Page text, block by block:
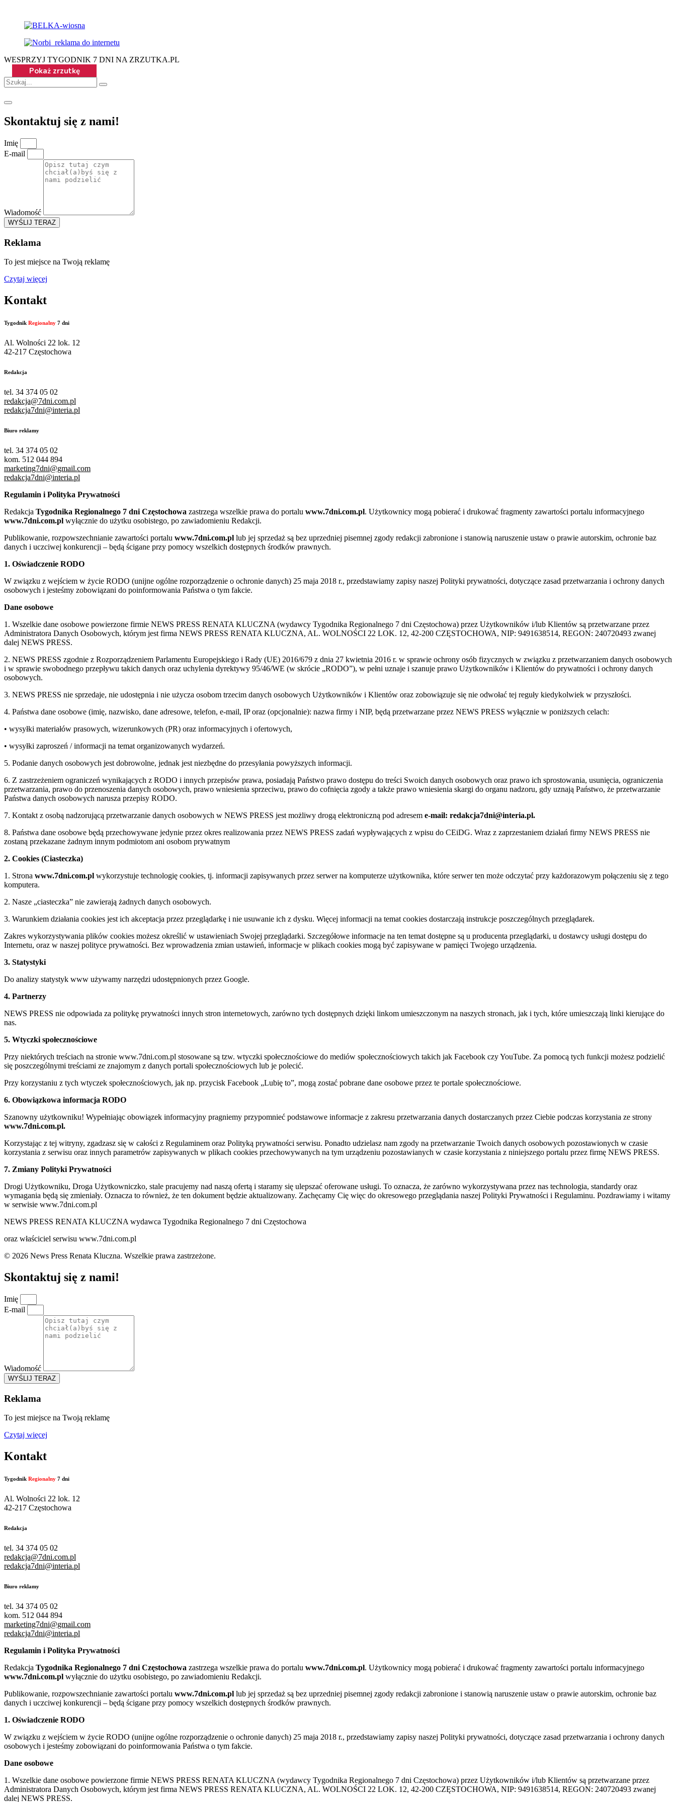
WESPRZYJ TYGODNIK 7 DNI NA ZRZUTKA.PL
Skontaktuj się z nami!
Imię
E-mail
Wiadomość
WYŚLIJ TERAZ
Reklama
To jest miejsce na Twoją reklamę
Czytaj więcej
Kontakt
Tygodnik Regionalny 7 dni
Al. Wolności 22 lok. 12
42-217 Częstochowa
Redakcja
tel. 34 374 05 02
redakcja@7dni.com.pl
redakcja7dni@interia.pl
Biuro reklamy
tel. 34 374 05 02
kom. 512 044 894
marketing7dni@gmail.com
redakcja7dni@interia.pl
Regulamin i Polityka Prywatności
Redakcja Tygodnika Regionalnego 7 dni Częstochowa zastrzega wszelkie prawa do portalu www.7dni.com.pl. Użytkownicy mogą pobierać i drukować fragmenty zawartości portalu informacyjnego
www.7dni.com.pl wyłącznie do użytku osobistego, po zawiadomieniu Redakcji.
Publikowanie, rozpowszechnianie zawartości portalu www.7dni.com.pl lub jej sprzedaż są bez uprzedniej pisemnej zgody redakcji zabronione i stanowią naruszenie ustaw o prawie autorskim, ochronie baz
danych i uczciwej konkurencji – będą ścigane przy pomocy wszelkich dostępnych środków prawnych.
1. Oświadczenie RODO
W związku z wejściem w życie RODO (unijne ogólne rozporządzenie o ochronie danych) 25 maja 2018 r., przedstawiamy zapisy naszej Polityki prywatności, dotyczące zasad przetwarzania i ochrony danych
osobowych i jesteśmy zobowiązani do poinformowania Państwa o tym fakcie.
Dane osobowe
1. Wszelkie dane osobowe powierzone firmie NEWS PRESS RENATA KLUCZNA (wydawcy Tygodnika Regionalnego 7 dni Częstochowa) przez Użytkowników i/lub Klientów są przetwarzane przez
Administratora Danych Osobowych, którym jest firma NEWS PRESS RENATA KLUCZNA, AL. WOLNOŚCI 22 LOK. 12, 42-200 CZĘSTOCHOWA, NIP: 9491638514, REGON: 240720493 zwanej
dalej NEWS PRESS.
2. NEWS PRESS zgodnie z Rozporządzeniem Parlamentu Europejskiego i Rady (UE) 2016/679 z dnia 27 kwietnia 2016 r. w sprawie ochrony osób fizycznych w związku z przetwarzaniem danych osobowych
i w sprawie swobodnego przepływu takich danych oraz uchylenia dyrektywy 95/46/WE (w skrócie „RODO”), w pełni uznaje i szanuje prawo Użytkowników i Klientów do prywatności i ochrony danych
osobowych.
3. NEWS PRESS nie sprzedaje, nie udostępnia i nie użycza osobom trzecim danych osobowych Użytkowników i Klientów oraz zobowiązuje się nie odwołać tej reguły kiedykolwiek w przyszłości.
4. Państwa dane osobowe (imię, nazwisko, dane adresowe, telefon, e-mail, IP oraz (opcjonalnie): nazwa firmy i NIP, będą przetwarzane przez NEWS PRESS wyłącznie w poniższych celach:
• wysyłki materiałów prasowych, wizerunkowych (PR) oraz informacyjnych i ofertowych,
• wysyłki zaproszeń / informacji na temat organizowanych wydarzeń.
5. Podanie danych osobowych jest dobrowolne, jednak jest niezbędne do przesyłania powyższych informacji.
6. Z zastrzeżeniem ograniczeń wynikających z RODO i innych przepisów prawa, posiadają Państwo prawo dostępu do treści Swoich danych osobowych oraz prawo ich sprostowania, usunięcia, ograniczenia
przetwarzania, prawo do przenoszenia danych osobowych, prawo wniesienia sprzeciwu, prawo do cofnięcia zgody a także prawo wniesienia skargi do organu nadzoru, gdy uznają Państwo, że przetwarzanie
Państwa danych osobowych narusza przepisy RODO.
7. Kontakt z osobą nadzorującą przetwarzanie danych osobowych w NEWS PRESS jest możliwy drogą elektroniczną pod adresem e-mail: redakcja7dni@interia.pl.
8. Państwa dane osobowe będą przechowywane jedynie przez okres realizowania przez NEWS PRESS zadań wypływających z wpisu do CEiDG. Wraz z zaprzestaniem działań firmy NEWS PRESS nie
zostaną przekazane żadnym innym podmiotom ani osobom prywatnym
2. Cookies (Ciasteczka)
1. Strona www.7dni.com.pl wykorzystuje technologię cookies, tj. informacji zapisywanych przez serwer na komputerze użytkownika, które serwer ten może odczytać przy każdorazowym połączeniu się z tego
komputera.
2. Nasze „ciasteczka” nie zawierają żadnych danych osobowych.
3. Warunkiem działania cookies jest ich akceptacja przez przeglądarkę i nie usuwanie ich z dysku. Więcej informacji na temat cookies dostarczają instrukcje poszczególnych przeglądarek.
Zakres wykorzystywania plików cookies możesz określić w ustawieniach Swojej przeglądarki. Szczegółowe informacje na ten temat dostępne są u producenta przeglądarki, u dostawcy usługi dostępu do
Internetu, oraz w naszej polityce prywatności. Bez wprowadzenia zmian ustawień, informacje w plikach cookies mogą być zapisywane w pamięci Twojego urządzenia.
3. Statystyki
Do analizy statystyk www używamy narzędzi udostępnionych przez Google.
4. Partnerzy
NEWS PRESS nie odpowiada za politykę prywatności innych stron internetowych, zarówno tych dostępnych dzięki linkom umieszczonym na naszych stronach, jak i tych, które umieszczają linki kierujące do
nas.
5. Wtyczki społecznościowe
Przy niektórych treściach na stronie www.7dni.com.pl stosowane są tzw. wtyczki społecznościowe do mediów społecznościowych takich jak Facebook czy YouTube. Za pomocą tych funkcji możesz podzielić
się poszczególnymi treściami ze znajomym z danych portali społecznościowych lub je polecić.
Przy korzystaniu z tych wtyczek społecznościowych, jak np. przycisk Facebook „Lubię to”, mogą zostać pobrane dane osobowe przez te portale społecznościowe.
6. Obowiązkowa informacja RODO
Szanowny użytkowniku! Wypełniając obowiązek informacyjny pragniemy przypomnieć podstawowe informacje z zakresu przetwarzania danych dostarczanych przez Ciebie podczas korzystania ze strony
www.7dni.com.pl.
Korzystając z tej witryny, zgadzasz się w całości z Regulaminem oraz Polityką prywatności serwisu. Ponadto udzielasz nam zgody na przetwarzanie Twoich danych osobowych pozostawionych w czasie
korzystania z serwisu oraz innych parametrów zapisywanych w plikach cookies przechowywanych na tym urządzeniu pozostawianych w czasie korzystania z niniejszego portalu przez firmę NEWS PRESS.
7. Zmiany Polityki Prywatności
Drogi Użytkowniku, Droga Użytkowniczko, stale pracujemy nad naszą ofertą i staramy się ulepszać oferowane usługi. To oznacza, że zarówno wykorzystywana przez nas technologia, standardy oraz
wymagania będą się zmieniały. Oznacza to również, że ten dokument będzie aktualizowany. Zachęcamy Cię więc do okresowego przeglądania naszej Polityki Prywatności i Regulaminu. Pozdrawiamy i witamy
w serwisie www.7dni.com.pl
NEWS PRESS RENATA KLUCZNA wydawca Tygodnika Regionalnego 7 dni Częstochowa
oraz właściciel serwisu www.7dni.com.pl
© 2026 News Press Renata Kluczna. Wszelkie prawa zastrzeżone.
Skontaktuj się z nami!
Imię
E-mail
Wiadomość
WYŚLIJ TERAZ
Reklama
To jest miejsce na Twoją reklamę
Czytaj więcej
Kontakt
Tygodnik Regionalny 7 dni
Al. Wolności 22 lok. 12
42-217 Częstochowa
Redakcja
tel. 34 374 05 02
redakcja@7dni.com.pl
redakcja7dni@interia.pl
Biuro reklamy
tel. 34 374 05 02
kom. 512 044 894
marketing7dni@gmail.com
redakcja7dni@interia.pl
Regulamin i Polityka Prywatności
Redakcja Tygodnika Regionalnego 7 dni Częstochowa zastrzega wszelkie prawa do portalu www.7dni.com.pl. Użytkownicy mogą pobierać i drukować fragmenty zawartości portalu informacyjnego
www.7dni.com.pl wyłącznie do użytku osobistego, po zawiadomieniu Redakcji.
Publikowanie, rozpowszechnianie zawartości portalu www.7dni.com.pl lub jej sprzedaż są bez uprzedniej pisemnej zgody redakcji zabronione i stanowią naruszenie ustaw o prawie autorskim, ochronie baz
danych i uczciwej konkurencji – będą ścigane przy pomocy wszelkich dostępnych środków prawnych.
1. Oświadczenie RODO
W związku z wejściem w życie RODO (unijne ogólne rozporządzenie o ochronie danych) 25 maja 2018 r., przedstawiamy zapisy naszej Polityki prywatności, dotyczące zasad przetwarzania i ochrony danych
osobowych i jesteśmy zobowiązani do poinformowania Państwa o tym fakcie.
Dane osobowe
1. Wszelkie dane osobowe powierzone firmie NEWS PRESS RENATA KLUCZNA (wydawcy Tygodnika Regionalnego 7 dni Częstochowa) przez Użytkowników i/lub Klientów są przetwarzane przez
Administratora Danych Osobowych, którym jest firma NEWS PRESS RENATA KLUCZNA, AL. WOLNOŚCI 22 LOK. 12, 42-200 CZĘSTOCHOWA, NIP: 9491638514, REGON: 240720493 zwanej
dalej NEWS PRESS.